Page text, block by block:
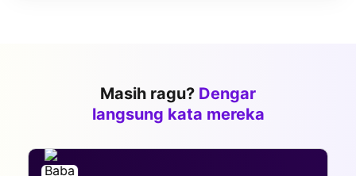
Masih ragu? Dengar
langsung kata mereka